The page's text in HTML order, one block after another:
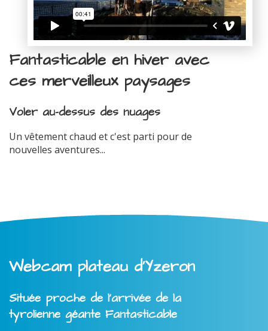
Fantasticable en hiver avec
ces merveilleux paysages
Voler au-dessus des nuages
Un vêtement chaud et c'est parti pour de
nouvelles aventures...
Webcam plateau d'Yzeron
Située proche de l'arrivée de la
tyrolienne géante Fantasticable